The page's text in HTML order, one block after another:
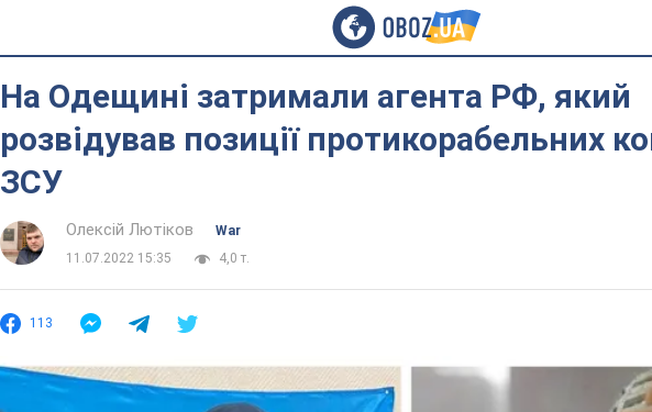
На Одещині затримали агента РФ, який
розвідував позиції протикорабельних
ЗСУ
Олексій Лютіков
War
11.07.2022 15:35
4,0 т.
113